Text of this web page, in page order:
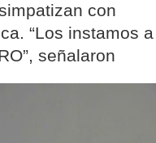
con
“Los instamos a
señalaron